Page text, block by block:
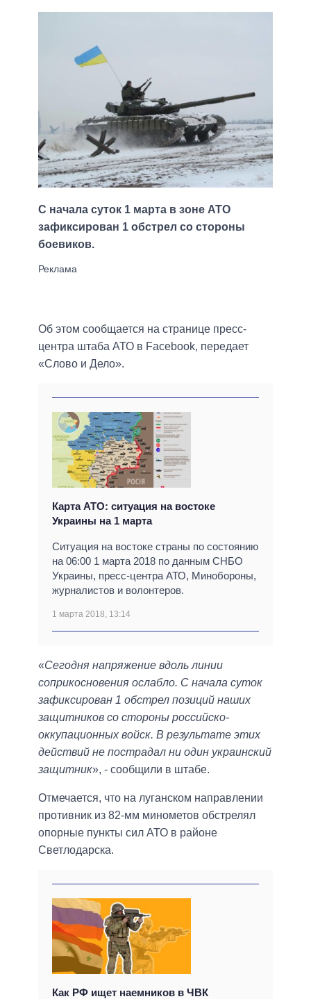
С начала суток 1 марта в зоне АТО
зафиксирован 1 обстрел со стороны
боевиков.
Об этом сообщается на странице пресс-
центра штаба АТО в Facebook, передает
«Слово и Дело».
Карта АТО: ситуация на востоке
Украины на 1 марта
Ситуация на востоке страны по состоянию
на 06:00 1 марта 2018 по данным СНБО
Украины, пресс-центра АТО, Минобороны,
журналистов и волонтеров.
1 марта 2018, 13:14
«Сегодня напряжение вдоль линии
соприкосновения ослабло. С начала суток
зафиксирован 1 обстрел позиций наших
защитников со стороны российско-
оккупационных войск. В результате этих
действий не пострадал ни один украинский
защитник», - сообщили в штабе.
Отмечается, что на луганском направлении
противник из 82-мм минометов обстрелял
опорные пункты сил АТО в районе
Светлодарска.
Как РФ ищет наемников в ЧВК